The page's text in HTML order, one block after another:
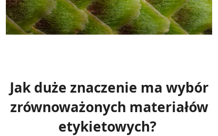
Jak duże znaczenie ma wybór
zrównoważonych materiałów
etykietowych?